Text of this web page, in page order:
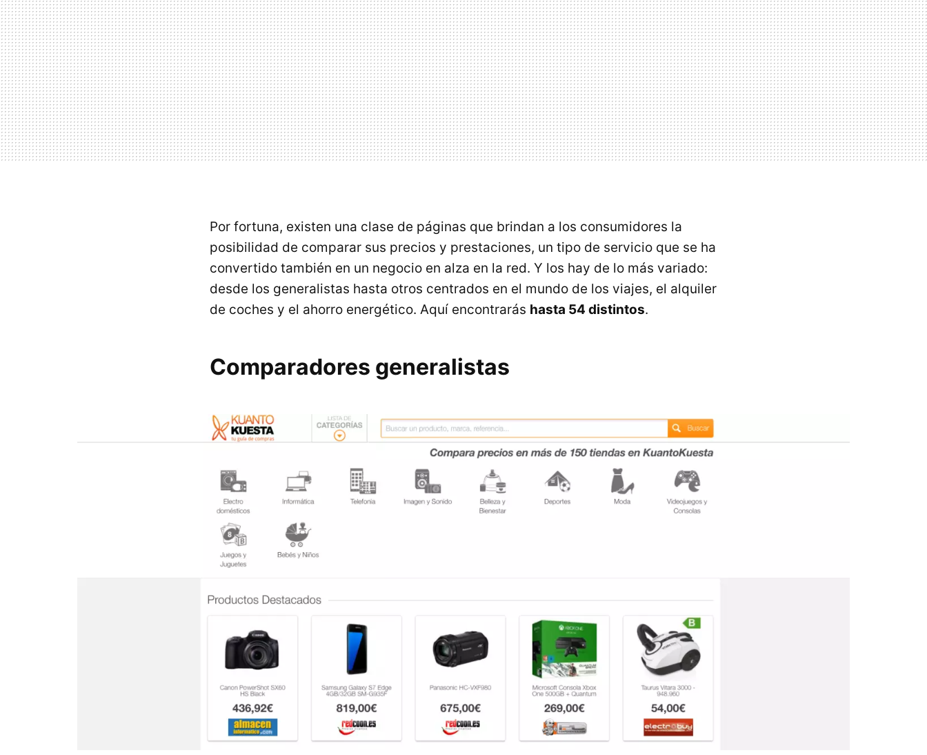
Por fortuna, existen una clase de páginas que brindan a los consumidores la
posibilidad de comparar sus precios y prestaciones, un tipo de servicio que se ha
convertido también en un negocio en alza en la red. Y los hay de lo más variado:
desde los generalistas hasta otros centrados en el mundo de los viajes, el alquiler
de coches y el ahorro energético. Aquí encontrarás hasta 54 distintos.
Comparadores generalistas